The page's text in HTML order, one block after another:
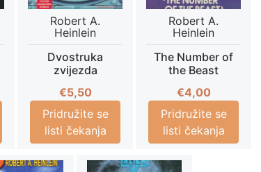
Robert A.
Heinlein
Dvostruka
zvijezda
€5,50
Pridružite se
listi čekanja
Robert A.
Heinlein
The Number of
the Beast
€4,00
Pridružite se
listi čekanja